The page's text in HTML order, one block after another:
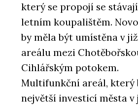
který se propojí se
letním koupalištěm.
by měla být umístěna v
areálu mezi
Cihlářským potokem.
Multifunkční areál, který
největší investicí města v